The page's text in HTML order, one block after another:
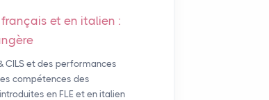
et en italien :
CILS et des performances
compétences des
en FLE et en italien